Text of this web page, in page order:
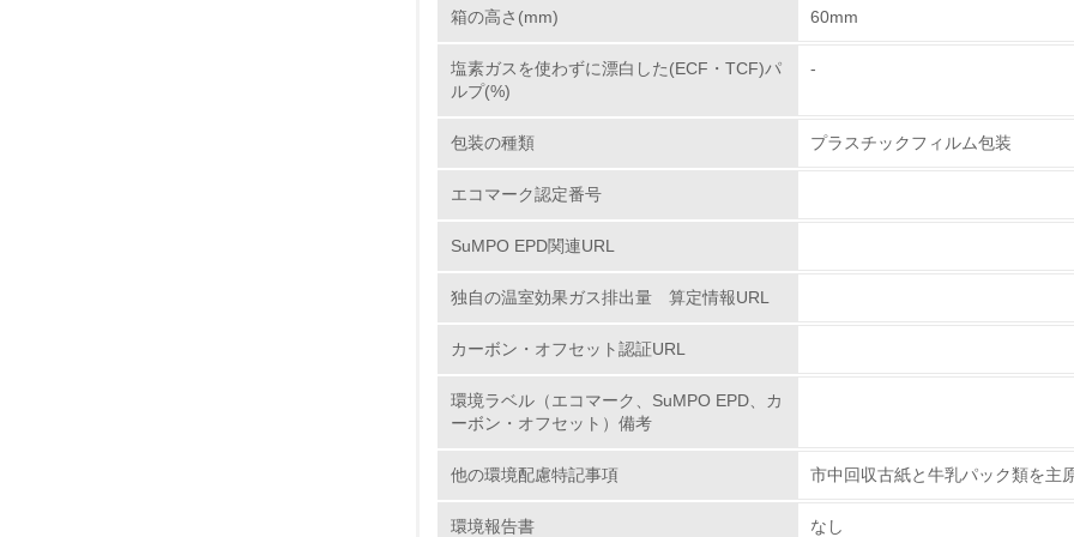
5. 環境取り組み体制と成果を定期的に検証して次の活動に活かして
→ 導入している規格名
8. 第三者認証を取得している
箱の高さ(mm) 60mm
塩素ガスを使わずに漂白した(ECF・TCF)パ
ルプ(%)
-
包装の種類 プラスチックフィルム包装
エコマーク認定番号
SuMPO EPD関連URL
独自の温室効果ガス排出量 算定情報URL
カーボン・オフセット認証URL
環境ラベル（エコマーク、SuMPO EPD、カ
ーボン・オフセット）備考
他の環境配慮特記事項 市中回収古紙と牛乳パック類を主
環境報告書 なし